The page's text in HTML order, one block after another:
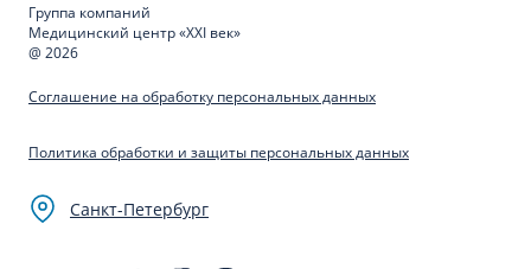
Группа компаний
Медицинский центр «XXI век»
@ 2026
Соглашение на обработку персональных данных
Политика обработки и защиты персональных данных
Санкт-Петербург